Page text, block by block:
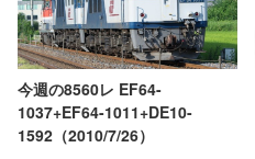
今週の8560レ EF64-
1037+EF64-1011+DE10-
1592（2010/7/26）